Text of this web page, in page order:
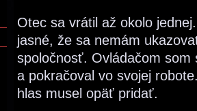
Otec sa vrátil až okolo
jasné, že sa nemám
spoločnosť. Ovládačom
a pokračoval vo svojej
hlas musel opäť pridať.